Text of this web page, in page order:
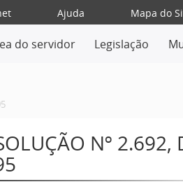
Ajuda Mapa do
do servidor Legislação
Nº 2.692,